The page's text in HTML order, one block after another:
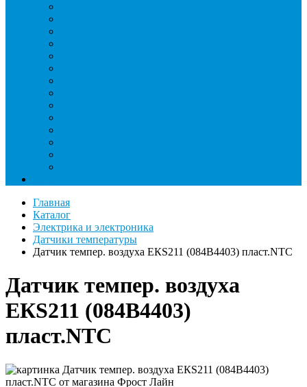
Главная
Каталог
Электрика и электроника
Датчики температуры
Датчик темпер. воздуха ЕКS211 (084B4403) пласт.NTC
Датчик темпер. воздуха
ЕКS211 (084B4403)
пласт.NTC